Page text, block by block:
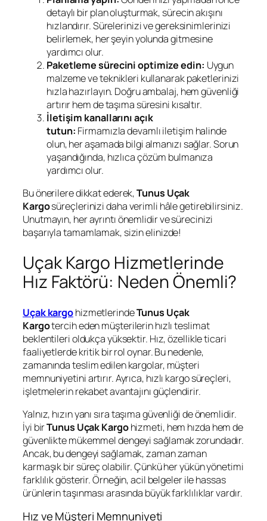
detaylı bir plan oluşturmak, sürecin akışını
hızlandırır. Sürelerinizi ve gereksinimlerinizi
belirlemek, her şeyin yolunda gitmesine
yardımcı olur.
Paketleme sürecini optimize edin: Uygun
malzeme ve teknikleri kullanarak paketlerinizi
hızla hazırlayın. Doğru ambalaj, hem güvenliği
artırır hem de taşıma süresini kısaltır.
İletişim kanallarını açık
tutun: Firmamızla devamlı iletişim halinde
olun, her aşamada bilgi almanızı sağlar. Sorun
yaşandığında, hızlıca çözüm bulmanıza
yardımcı olur.
Bu önerilere dikkat ederek,Tunus Uçak
Kargosüreçlerinizi daha verimli hâle getirebilirsiniz.
Unutmayın, her ayrıntı önemlidir ve sürecinizi
başarıyla tamamlamak, sizin elinizde!
Uçak Kargo Hizmetlerinde
Hız Faktörü: Neden Önemli?
Uçak kargohizmetlerindeTunus Uçak
Kargotercih eden müşterilerin hızlı teslimat
beklentileri oldukça yüksektir. Hız, özellikle ticari
faaliyetlerde kritik bir rol oynar. Bu nedenle,
zamanında teslim edilen kargolar, müşteri
memnuniyetini artırır. Ayrıca, hızlı kargo süreçleri,
işletmelerin rekabet avantajını güçlendirir.
Yalnız, hızın yanı sıra taşıma güvenliği de önemlidir.
İyi birTunus Uçak Kargohizmeti, hem hızda hem de
güvenlikte mükemmel dengeyi sağlamak zorundadır.
Ancak, bu dengeyi sağlamak, zaman zaman
karmaşık bir süreç olabilir. Çünkü her yükün yönetimi
farklılık gösterir. Örneğin, acil belgeler ile hassas
ürünlerin taşınması arasında büyük farklılıklar vardır.
Hız ve Müşteri Memnuniyeti